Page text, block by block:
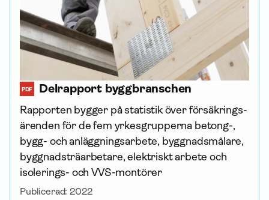
PDF Delrapport byggbranschen
Rapporten bygger på statistik över försäk­rings­
ärenden för de fem yrkesgrupperna betong-,
bygg- och anläggningsarbete, byggnadsmålare,
byggnadsträarbetare, elektriskt arbete och
isolerings- och VVS-montörer
Publicerad:2022